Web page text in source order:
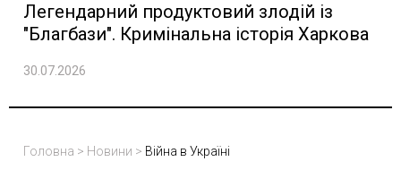
Легендарний продуктовий злодій із
"Благбази". Кримінальна історія Харкова
30.07.2026
Головна > Новини > Війна в Україні